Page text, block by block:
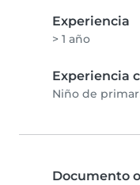
Experiencia
> 1 año
Experiencia
Niño de
Documento